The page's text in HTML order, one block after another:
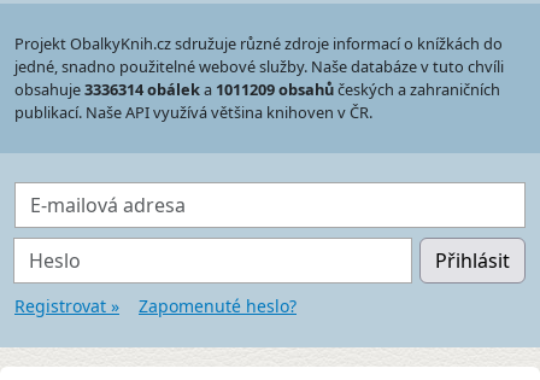
Projekt ObalkyKnih.cz sdružuje různé zdroje informací o knížkách do
jedné, snadno použitelné webové služby. Naše databáze v tuto chvíli
obsahuje3336314 obáleka 1011209 obsahůčeských a zahraničních
publikací. Naše API využívá většina knihoven v ČR.
E-mailová adresa
Heslo Přihlásit
Registrovat » Zapomenuté heslo?